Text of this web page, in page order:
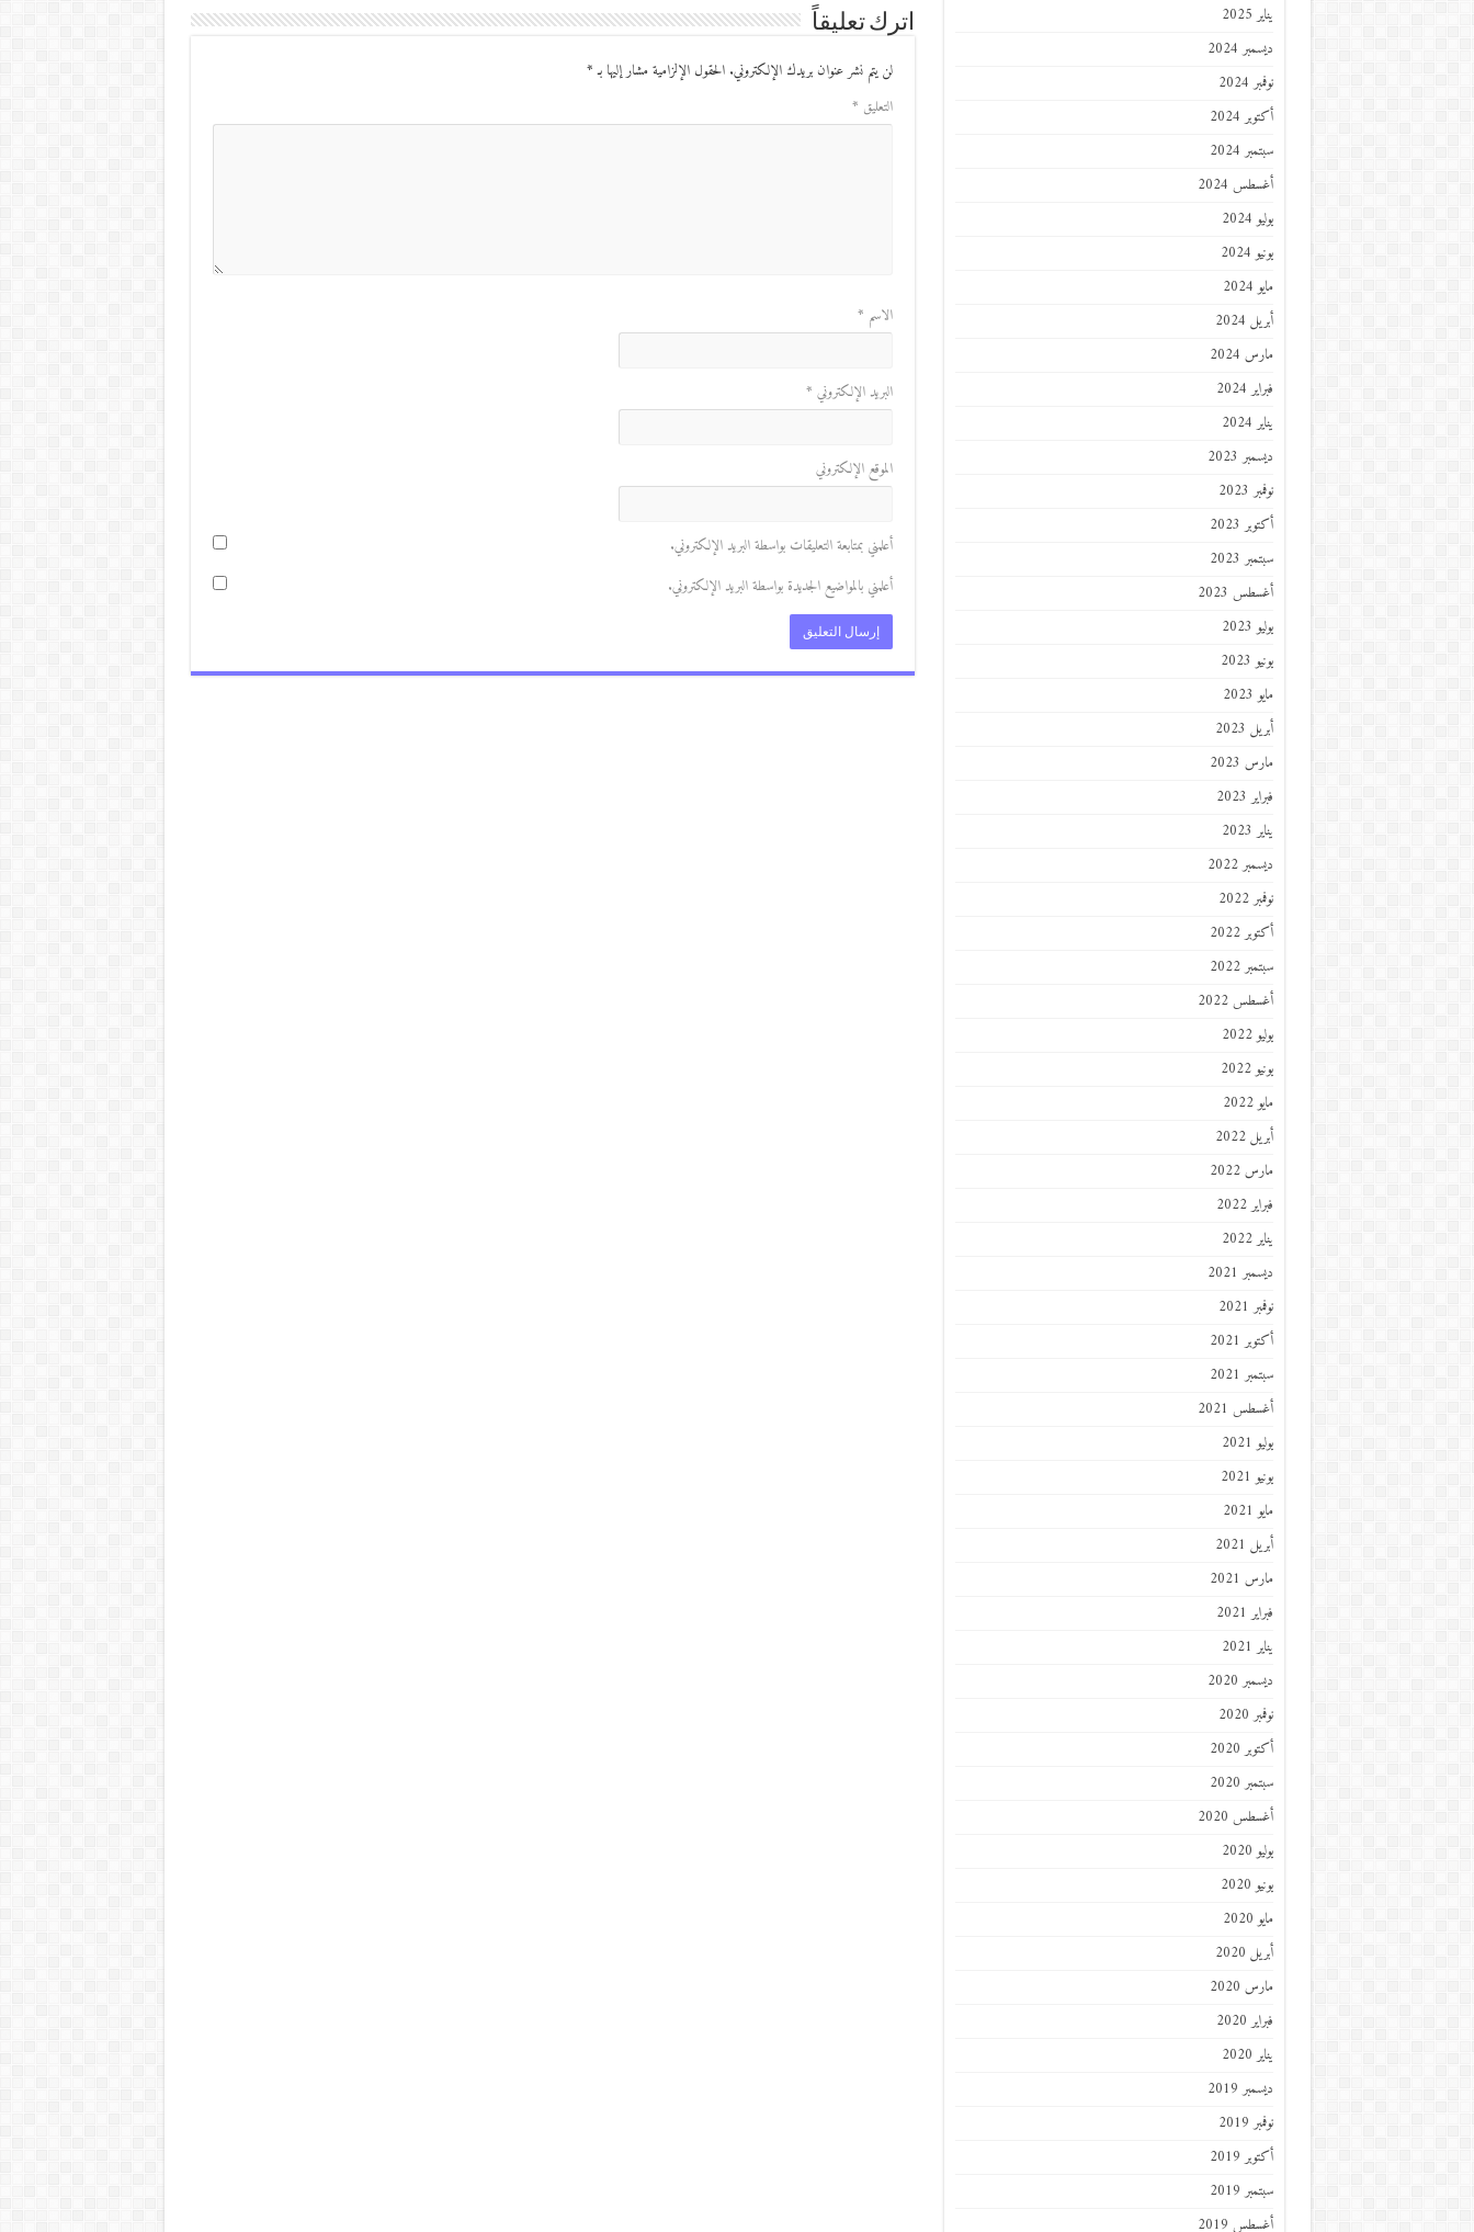
اترك تعليقاً
لن يتم نشر عنوان بريدك الإلكتروني. الحقول الإلزامية مشار إليها بـ*
التعليق *
الاسم *
البريد الإلكتروني *
الموقع الإلكتروني
أعلمني بمتابعة التعليقات بواسطة البريد الإلكتروني.
أعلمني بالمواضيع الجديدة بواسطة البريد الإلكتروني.
يناير 2025
ديسمبر 2024
نوفمبر 2024
أكتوبر 2024
سبتمبر 2024
أغسطس 2024
يوليو 2024
يونيو 2024
مايو 2024
أبريل 2024
مارس 2024
فبراير 2024
يناير 2024
ديسمبر 2023
نوفمبر 2023
أكتوبر 2023
سبتمبر 2023
أغسطس 2023
يوليو 2023
يونيو 2023
مايو 2023
أبريل 2023
مارس 2023
فبراير 2023
يناير 2023
ديسمبر 2022
نوفمبر 2022
أكتوبر 2022
سبتمبر 2022
أغسطس 2022
يوليو 2022
يونيو 2022
مايو 2022
أبريل 2022
مارس 2022
فبراير 2022
يناير 2022
ديسمبر 2021
نوفمبر 2021
أكتوبر 2021
سبتمبر 2021
أغسطس 2021
يوليو 2021
يونيو 2021
مايو 2021
أبريل 2021
مارس 2021
فبراير 2021
يناير 2021
ديسمبر 2020
نوفمبر 2020
أكتوبر 2020
سبتمبر 2020
أغسطس 2020
يوليو 2020
يونيو 2020
مايو 2020
أبريل 2020
مارس 2020
فبراير 2020
يناير 2020
ديسمبر 2019
نوفمبر 2019
أكتوبر 2019
سبتمبر 2019
أغسطس 2019